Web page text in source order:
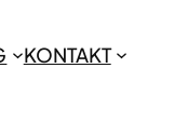
KONTAKT